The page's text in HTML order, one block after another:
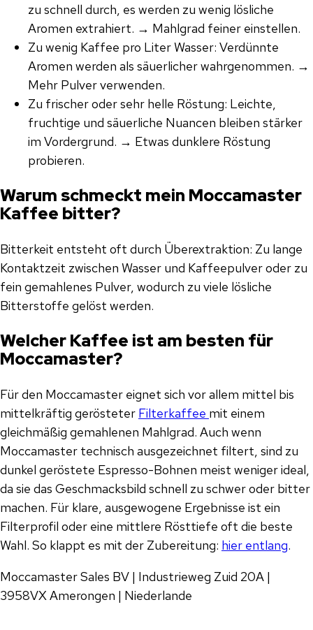
zu schnell durch, es werden zu wenig lösliche
Aromen extrahiert. → Mahlgrad feiner einstellen.
Zu wenig Kaffee pro Liter Wasser: Verdünnte
Aromen werden als säuerlicher wahrgenommen. →
Mehr Pulver verwenden.
Zu frischer oder sehr helle Röstung: Leichte,
fruchtige und säuerliche Nuancen bleiben stärker
im Vordergrund. → Etwas dunklere Röstung
probieren.
Warum schmeckt mein Moccamaster
Kaffee bitter?
Bitterkeit entsteht oft durch Überextraktion: Zu lange
Kontaktzeit zwischen Wasser und Kaffeepulver oder zu
fein gemahlenes Pulver, wodurch zu viele lösliche
Bitterstoffe gelöst werden.
Welcher Kaffee ist am besten für
Moccamaster?
Für den Moccamaster eignet sich vor allem mittel bis
mittelkräftig gerösteter Filterkaffee mit einem
gleichmäßig gemahlenen Mahlgrad. Auch wenn
Moccamaster technisch ausgezeichnet filtert, sind zu
dunkel geröstete Espresso-Bohnen meist weniger ideal,
da sie das Geschmacksbild schnell zu schwer oder bitter
machen. Für klare, ausgewogene Ergebnisse ist ein
Filterprofil oder eine mittlere Rösttiefe oft die beste
Wahl. So klappt es mit der Zubereitung: hier entlang.
Moccamaster Sales BV | Industrieweg Zuid 20A |
3958VX Amerongen | Niederlande